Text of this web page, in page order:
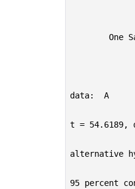
One
data:  A
t = 54.6189,
alternative
95 percent